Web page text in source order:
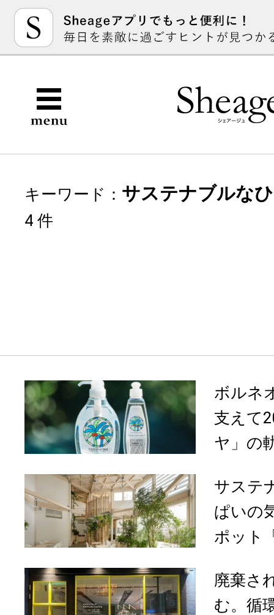
キーワード： サステナブルな
4 件
ボルネ
支えて
ヤ」の
サステ
ぱいの
ポット
廃棄さ
む。循